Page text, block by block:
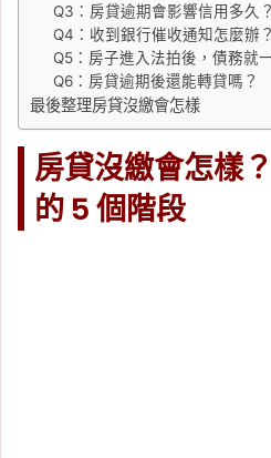
Q3：房貸逾期會影響信用多久？
Q4：收到銀行催收通知怎麼辦？
Q5：房子進入法拍後，債務就
Q6：房貸逾期後還能轉貸嗎？
最後整理房貸沒繳會怎樣
房貸沒繳會怎樣
的 5 個階段